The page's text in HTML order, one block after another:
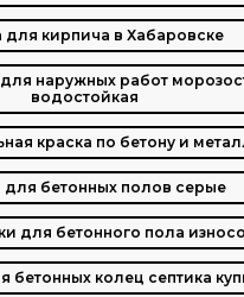
для кирпича в Хабаровске
наружных работ
водостойкая
краска по бетону и
для бетонных полов серые
для бетонного пола
бетонных колец септика